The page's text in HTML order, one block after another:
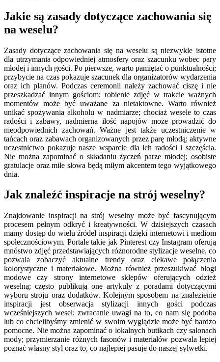
Jakie są zasady dotyczące zachowania się
na weselu?
Zasady dotyczące zachowania się na weselu są niezwykle istotne
dla utrzymania odpowiedniej atmosfery oraz szacunku wobec pary
młodej i innych gości. Po pierwsze, warto pamiętać o punktualności;
przybycie na czas pokazuje szacunek dla organizatorów wydarzenia
oraz ich planów. Podczas ceremonii należy zachować ciszę i nie
przeszkadzać innym gościom; robienie zdjęć w trakcie ważnych
momentów może być uważane za nietaktowne. Warto również
unikać spożywania alkoholu w nadmiarze; chociaż wesele to czas
radości i zabawy, nadmierna ilość napojów może prowadzić do
nieodpowiednich zachowań. Ważne jest także uczestniczenie w
tańcach oraz zabawach organizowanych przez parę młodą; aktywne
uczestnictwo pokazuje nasze wsparcie dla ich radości i szczęścia.
Nie można zapominać o składaniu życzeń parze młodej; osobiste
gratulacje oraz miłe słowa będą miłym akcentem tego wyjątkowego
dnia.
Jak znaleźć inspiracje na strój weselny?
Znajdowanie inspiracji na strój weselny może być fascynującym
procesem pełnym odkryć i kreatywności. W dzisiejszych czasach
mamy dostęp do wielu źródeł inspiracji dzięki internetowi i mediom
społecznościowym. Portale takie jak Pinterest czy Instagram oferują
mnóstwo zdjęć przedstawiających różnorodne stylizacje weselne, co
pozwala zobaczyć aktualne trendy oraz ciekawe połączenia
kolorystyczne i materiałowe. Można również przeszukiwać blogi
modowe czy strony internetowe sklepów oferujących odzież
weselną; często publikują one artykuły z poradami dotyczącymi
wyboru stroju oraz dodatków. Kolejnym sposobem na znalezienie
inspiracji jest obserwacja stylizacji innych gości podczas
wcześniejszych wesel; zwracanie uwagi na to, co nam się podoba
lub co chcielibyśmy zmienić w swoim wyglądzie może być bardzo
pomocne. Nie można zapominać o lokalnych butikach czy salonach
mody; przymierzanie różnych fasonów i materiałów pozwala lepiej
poznać własny styl oraz to, co najlepiej pasuje do naszej sylwetki.